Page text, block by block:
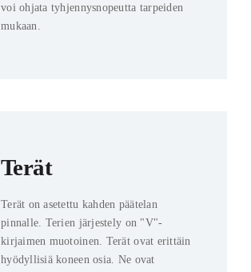
voi ohjata tyhjennysnopeutta tarpeiden
mukaan.
Terät
Terät on asetettu kahden päätelan
pinnalle. Terien järjestely on "V"-
kirjaimen muotoinen. Terät ovat erittäin
hyödyllisiä koneen osia. Ne ovat